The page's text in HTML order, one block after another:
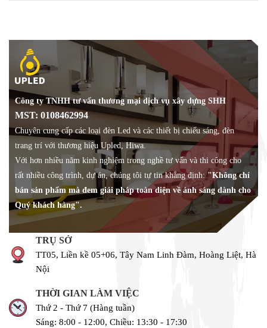
Công ty TNHH tư vấn thương mại dịch vụ xây dựng SHH
MST: 0108462994
Chuyên cung cấp các loại đèn Led và các thiết bị chiếu sáng, đèn
trang trí với thương hiệu Upled, Hiwa.
Với hơn nhiều năm kinh nghiệm trong nghề tư vấn và thi công cho
rất nhiều công trình, dự án, chúng tôi tự tin khẳng định:"Không chỉ
bán sản phẩm mà đem giải pháp toàn diện về ánh sáng dành cho
Quý khách hàng".
TRỤ SỞ
TT05, Liền kề 05+06, Tây Nam Linh Đàm, Hoàng Liệt, Hà
Nội
THỜI GIAN LÀM VIỆC
Thứ 2 - Thứ 7 (Hàng tuần)
Sáng: 8:00 - 12:00, Chiều: 13:30 - 17:30